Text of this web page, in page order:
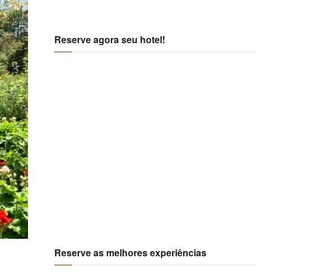
Reserve agora seu hotel!
Reserve as melhores experiências